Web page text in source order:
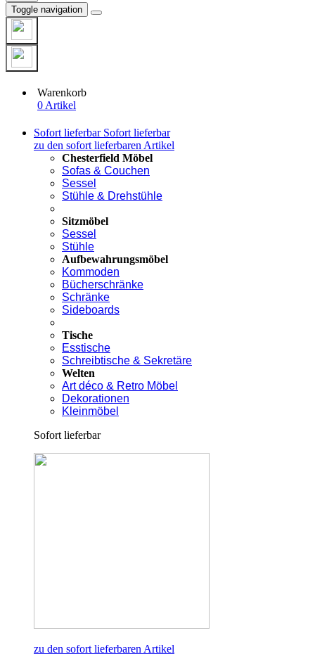
Toggle navigation
Warenkorb
0 Artikel
Sofort lieferbar Sofort lieferbar
zu den sofort lieferbaren Artikel
Chesterfield Möbel
Sofas & Couchen
Sessel
Stühle & Drehstühle
Sitzmöbel
Sessel
Stühle
Aufbewahrungsmöbel
Kommoden
Bücherschränke
Schränke
Sideboards
Tische
Esstische
Schreibtische & Sekretäre
Welten
Art déco & Retro Möbel
Dekorationen
Kleinmöbel
Sofort lieferbar
zu den sofort lieferbaren Artikel